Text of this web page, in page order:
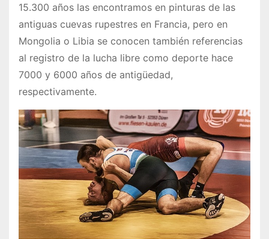
15.300 años las encontramos en pinturas de las
antiguas cuevas rupestres en Francia, pero en
Mongolia o Libia se conocen también referencias
al registro de la lucha libre como deporte hace
7000 y 6000 años de antigüedad,
respectivamente.